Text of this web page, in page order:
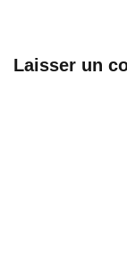
Laisser un